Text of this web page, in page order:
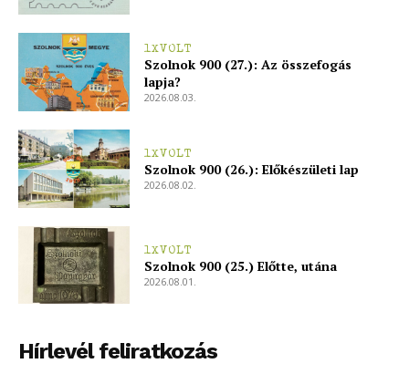
1XVOLT
Szolnok 900 (27.): Az összefogás
lapja?
2026.08.03.
1XVOLT
Szolnok 900 (26.): Előkészületi lap
2026.08.02.
1XVOLT
Szolnok 900 (25.) Előtte, utána
2026.08.01.
Hírlevél feliratkozás